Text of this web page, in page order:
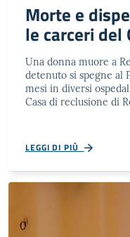
Morte e
le carceri del
Una donna muore a
detenuto si spegne al
mesi in diversi
Casa di reclusione di
LEGGI DI PIÙ